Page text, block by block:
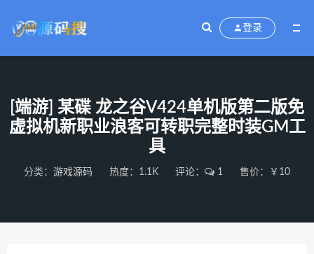
登录
[端游] 某碟 龙之谷V424单机版第二版免
虚拟机新职业浪客可转职完整时装GM工
具
分类： 游戏源码 热度：1.1K 评论： 1 售价：￥10